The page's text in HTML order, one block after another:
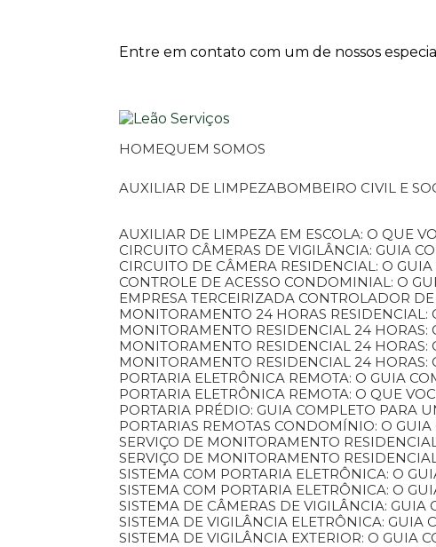
Entre em contato com um de nossos
HOME
QUEM SOMOS
AUXILIAR DE LIMPEZA
BOMBEIRO CIVIL E
AUXILIAR DE LIMPEZA EM ESCOLA: O QUE
CIRCUITO CÂMERAS DE VIGILÂNCIA: GUIA
CIRCUITO DE CÂMERA RESIDENCIAL: O
CONTROLE DE ACESSO CONDOMINIAL: O
EMPRESA TERCEIRIZADA CONTROLADOR
MONITORAMENTO 24 HORAS
MONITORAMENTO RESIDENCIAL 24
MONITORAMENTO RESIDENCIAL 24
MONITORAMENTO RESIDENCIAL 24
PORTARIA ELETRÔNICA REMOTA: O GUIA
PORTARIA ELETRÔNICA REMOTA: O QUE
PORTARIA PRÉDIO: GUIA COMPLETO PARA
PORTARIAS REMOTAS CONDOMÍNIO: O
SERVIÇO DE MONITORAMENTO
SERVIÇO DE MONITORAMENTO
SISTEMA COM PORTARIA ELETRÔNICA: O
SISTEMA COM PORTARIA ELETRÔNICA: O
SISTEMA DE CÂMERAS DE VIGILÂNCIA:
SISTEMA DE VIGILÂNCIA ELETRÔNICA: GUIA
SISTEMA DE VIGILÂNCIA EXTERIOR: O GUIA